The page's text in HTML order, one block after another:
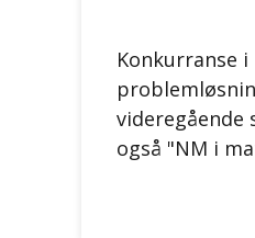
Konkurranse
videregående
også "NM i